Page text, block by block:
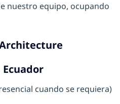
nuestro equipo, ocupando
cuando se requiera)